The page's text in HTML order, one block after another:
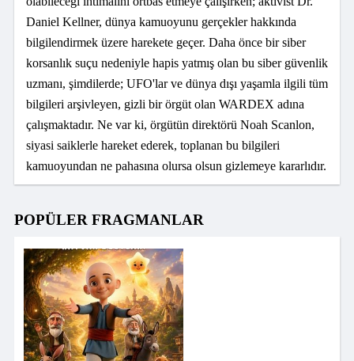
Daniel Kellner, dünya kamuoyunu gerçekler hakkında
bilgilendirmek üzere harekete geçer. Daha önce bir siber
korsanlık suçu nedeniyle hapis yatmış olan bu siber güvenlik
uzmanı, şimdilerde; UFO'lar ve dünya dışı yaşamla ilgili tüm
bilgileri arşivleyen, gizli bir örgüt olan WARDEX adına
çalışmaktadır. Ne var ki, örgütün direktörü Noah Scanlon,
siyasi saiklerle hareket ederek, toplanan bu bilgileri
kamuoyundan ne pahasına olursa olsun gizlemeye kararlıdır.
POPÜLER FRAGMANLAR